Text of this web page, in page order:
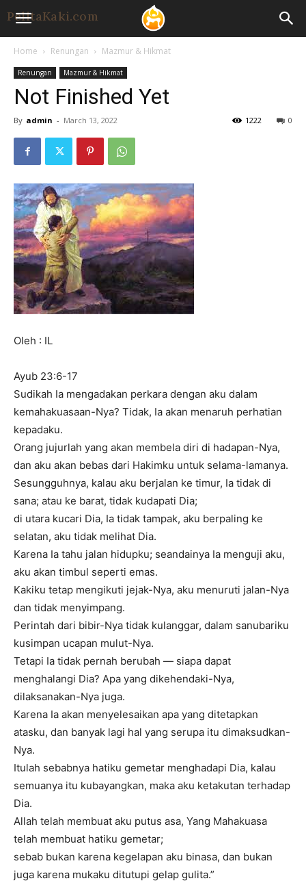
Home Renungan Mazmur & Hikmat
Renungan Mazmur & Hikmat
Not Finished Yet
By admin - March 13, 2022 0
1222
Oleh : IL
Ayub 23:6-17
Sudikah Ia mengadakan perkara dengan aku dalam
kemahakuasaan-Nya? Tidak, Ia akan menaruh perhatian
kepadaku.
Orang jujurlah yang akan membela diri di hadapan-Nya,
dan aku akan bebas dari Hakimku untuk selama-lamanya.
Sesungguhnya, kalau aku berjalan ke timur, Ia tidak di
sana; atau ke barat, tidak kudapati Dia;
di utara kucari Dia, Ia tidak tampak, aku berpaling ke
selatan, aku tidak melihat Dia.
Karena Ia tahu jalan hidupku; seandainya Ia menguji aku,
aku akan timbul seperti emas.
Kakiku tetap mengikuti jejak-Nya, aku menuruti jalan-Nya
dan tidak menyimpang.
Perintah dari bibir-Nya tidak kulanggar, dalam sanubariku
kusimpan ucapan mulut-Nya.
Tetapi Ia tidak pernah berubah — siapa dapat
menghalangi Dia? Apa yang dikehendaki-Nya,
dilaksanakan-Nya juga.
Karena Ia akan menyelesaikan apa yang ditetapkan
atasku, dan banyak lagi hal yang serupa itu dimaksudkan-
Nya.
Itulah sebabnya hatiku gemetar menghadapi Dia, kalau
semuanya itu kubayangkan, maka aku ketakutan terhadap
Dia.
Allah telah membuat aku putus asa, Yang Mahakuasa
telah membuat hatiku gemetar;
sebab bukan karena kegelapan aku binasa, dan bukan
juga karena mukaku ditutupi gelap gulita.”